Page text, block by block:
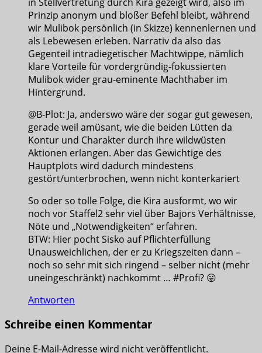
Prinzip anonym und bloßer Befehl bleibt, während
wir Mulibok persönlich (in Skizze) kennenlernen und
als Lebewesen erleben. Narrativ da also das
Gegenteil intradiegetischer Machtwippe, nämlich
klare Vorteile für vordergründig-fokussierten
Mulibok wider grau-eminente Machthaber im
Hintergrund.
@B-Plot: Ja, anderswo wäre der sogar gut gewesen,
gerade weil amüsant, wie die beiden Lütten da
Kontur und Charakter durch ihre wildwüsten
Aktionen erlangen. Aber das Gewichtige des
Hauptplots wird dadurch mindestens
gestört/unterbrochen, wenn nicht konterkariert
So oder so tolle Folge, die Kira ausformt, wo wir
noch vor Staffel2 sehr viel über Bajors Verhältnisse,
Nöte und „Notwendigkeiten“ erfahren.
BTW: Hier pocht Sisko auf Pflichterfüllung
Unausweichlichen, der er zu Kriegszeiten dann –
noch so sehr mit sich ringend – selber nicht (mehr
uneingeschränkt) nachkommt … #Profi? 😛
Antworten
Schreibe einen Kommentar
Deine E-Mail-Adresse wird nicht veröffentlicht.